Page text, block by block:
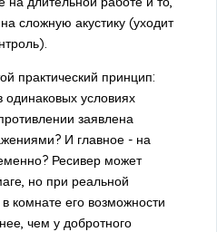
сложную акустику (уходит
практический принцип:
условиях
заявлена
И главное - на
Ресивер может
но при реальной
комнате его возможности
чем у добротного